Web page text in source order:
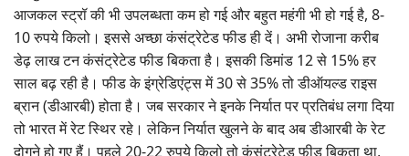
आजकल स्ट्रॉ की भी उपलब्धता कम हो गई और बहुत महंगी भी हो गई है, 8-
10 रुपये किलो। इससे अच्छा कंसंट्रेटेड फीड ही दें। अभी रोजाना करीब
डेढ़ लाख टन कंसंट्रेटेड फीड बिकता है। इसकी डिमांड 12 से 15% हर
साल बढ़ रही है। फीड के इंग्रेडिएंट्स में 30 से 35% तो डीऑयल्ड राइस
ब्रान (डीआरबी) होता है। जब सरकार ने इनके निर्यात पर प्रतिबंध लगा दिया
तो भारत में रेट स्थिर रहे। लेकिन निर्यात खुलने के बाद अब डीआरबी के रेट
दोगुने हो गए हैं। पहले 20-22 रुपये किलो तो कंसंट्रेटेड फीड बिकता था,